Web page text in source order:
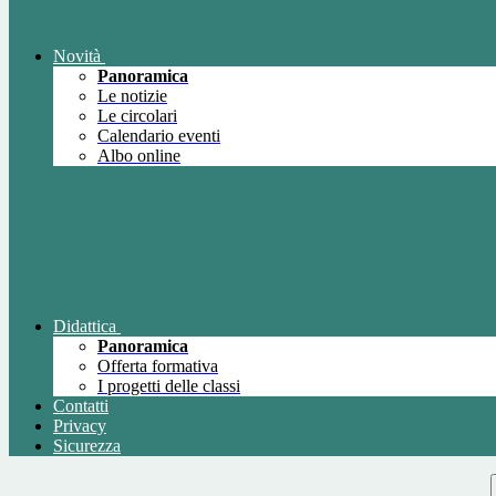
Novità
Panoramica
Le notizie
Le circolari
Calendario eventi
Albo online
Didattica
Panoramica
Offerta formativa
I progetti delle classi
Contatti
Privacy
Sicurezza